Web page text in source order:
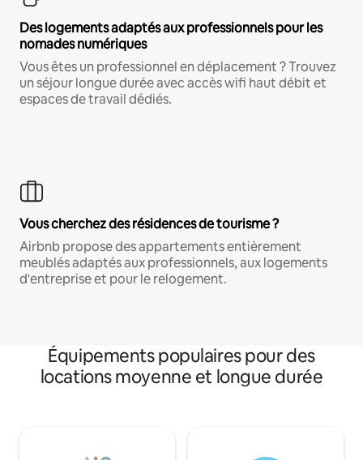
Des logements adaptés aux professionnels pour les
nomades numériques
Vous êtes un professionnel en déplacement ? Trouvez
un séjour longue durée avec accès wifi haut débit et
espaces de travail dédiés.
Vous cherchez des résidences de tourisme ?
Airbnb propose des appartements entièrement
meublés adaptés aux professionnels, aux logements
d'entreprise et pour le relogement.
Équipements populaires pour des
locations moyenne et longue durée